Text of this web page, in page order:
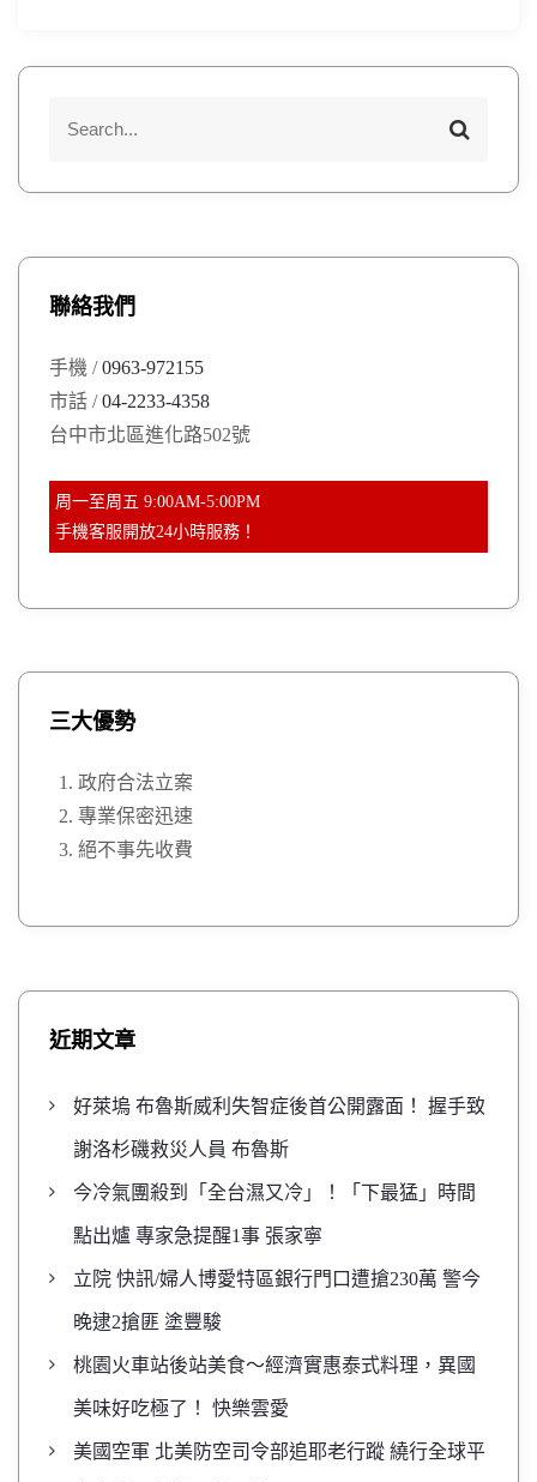
f
:
S
r
聯絡我們
手機 /0963-972155
市話 /04-2233-4358
台中市北區進化路502號
周一至周五 9:00AM-5:00PM
手機客服開放24小時服務！
三大優勢
政府合法立案
專業保密迅速
絕不事先收費
近期文章
好萊塢 布魯斯威利失智症後首公開露面！ 握手致
謝洛杉磯救災人員 布魯斯
今冷氣團殺到「全台濕又冷」！「下最猛」時間
點出爐 專家急提醒1事 張家寧
立院 快訊/婦人博愛特區銀行門口遭搶230萬 警今
晚逮2搶匪 塗豐駿
桃園火車站後站美食～經濟實惠泰式料理，異國
美味好吃極了！ 快樂雲愛
美國空軍 北美防空司令部追耶老行蹤 繞行全球平